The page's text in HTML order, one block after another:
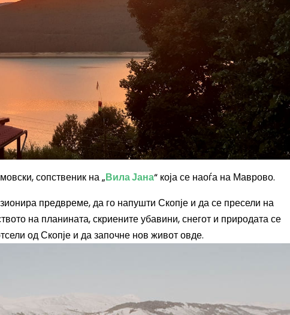
сопственик на „Вила Јана“ која се наоѓа на Маврово.
предвреме, да го напушти Скопје и да се пресели на
на планината, скриените убавини, снегот и природата се
од Скопје и да започне нов живот овде.